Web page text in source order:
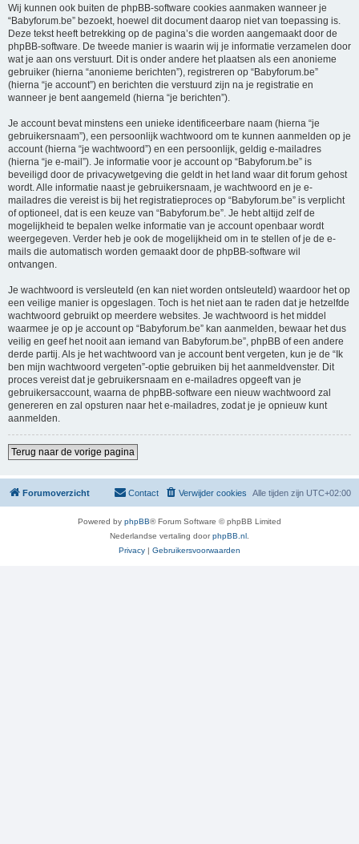
Wij kunnen ook buiten de phpBB-software cookies aanmaken wanneer je
“Babyforum.be” bezoekt, hoewel dit document daarop niet van toepassing is.
Deze tekst heeft betrekking op de pagina’s die worden aangemaakt door de
phpBB-software. De tweede manier is waarin wij je informatie verzamelen door
wat je aan ons verstuurt. Dit is onder andere het plaatsen als een anonieme
gebruiker (hierna “anonieme berichten”), registreren op “Babyforum.be”
(hierna “je account”) en berichten die verstuurd zijn na je registratie en
wanneer je bent aangemeld (hierna “je berichten”).
Je account bevat minstens een unieke identificeerbare naam (hierna “je
gebruikersnaam”), een persoonlijk wachtwoord om te kunnen aanmelden op je
account (hierna “je wachtwoord”) en een persoonlijk, geldig e-mailadres
(hierna “je e-mail”). Je informatie voor je account op “Babyforum.be” is
beveiligd door de privacywetgeving die geldt in het land waar dit forum gehost
wordt. Alle informatie naast je gebruikersnaam, je wachtwoord en je e-
mailadres die vereist is bij het registratieproces op “Babyforum.be” is verplicht
of optioneel, dat is een keuze van “Babyforum.be”. Je hebt altijd zelf de
mogelijkheid te bepalen welke informatie van je account openbaar wordt
weergegeven. Verder heb je ook de mogelijkheid om in te stellen of je de e-
mails die automatisch worden gemaakt door de phpBB-software wil
ontvangen.
Je wachtwoord is versleuteld (en kan niet worden ontsleuteld) waardoor het op
een veilige manier is opgeslagen. Toch is het niet aan te raden dat je hetzelfde
wachtwoord gebruikt op meerdere websites. Je wachtwoord is het middel
waarmee je op je account op “Babyforum.be” kan aanmelden, bewaar het dus
veilig en geef het nooit aan iemand van Babyforum.be”, phpBB of een andere
derde partij. Als je het wachtwoord van je account bent vergeten, kun je de “Ik
ben mijn wachtwoord vergeten”-optie gebruiken bij het aanmeldvenster. Dit
proces vereist dat je gebruikersnaam en e-mailadres opgeeft van je
gebruikersaccount, waarna de phpBB-software een nieuw wachtwoord zal
genereren en zal opsturen naar het e-mailadres, zodat je je opnieuw kunt
aanmelden.
Terug naar de vorige pagina
Forumoverzicht Alle tijden zijn UTC+02:00
Verwijder cookies
Contact
Powered by phpBB® Forum Software © phpBB Limited
Nederlandse vertaling doorphpBB.nl
Privacy | Gebruikersvoorwaarden